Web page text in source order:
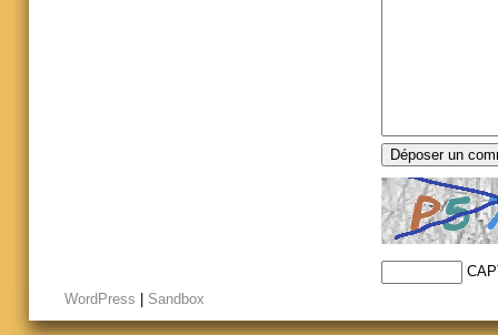
WordPress Sandbox